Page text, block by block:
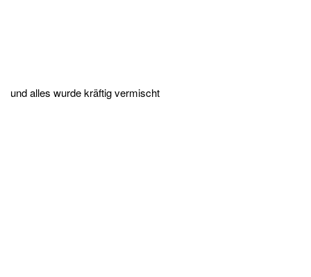
und alles wurde kräftig vermischt